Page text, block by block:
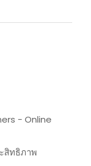
- Online
สิทธิภาพ